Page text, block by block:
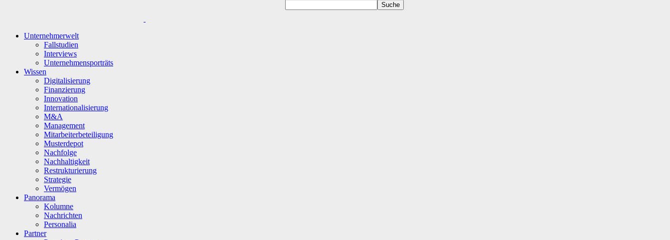
Unternehmerwelt
Fallstudien
Interviews
Unternehmensporträts
Wissen
Digitalisierung
Finanzierung
Innovation
Internationalisierung
M&A
Management
Mitarbeiterbeteiligung
Musterdepot
Nachfolge
Nachhaltigkeit
Restrukturierung
Strategie
Vermögen
Panorama
Kolumne
Nachrichten
Personalia
Partner